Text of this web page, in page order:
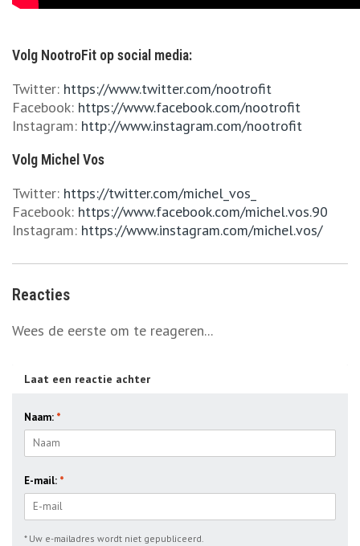
Volg NootroFit op social media:
Twitter: https://www.twitter.com/nootrofit
Facebook: https://www.facebook.com/nootrofit
Instagram: http://www.instagram.com/nootrofit
Volg Michel Vos
Twitter: https://twitter.com/michel_vos_
Facebook: https://www.facebook.com/michel.vos.90
Instagram: https://www.instagram.com/michel.vos/
Reacties
Wees de eerste om te reageren...
Laat een reactie achter
Naam: *
E-mail: *
* Uw e-mailadres wordt niet gepubliceerd.